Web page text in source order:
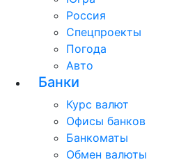
Россия
Спецпроекты
Погода
Авто
Банки
Курс валют
Офисы банков
Банкоматы
Обмен валюты